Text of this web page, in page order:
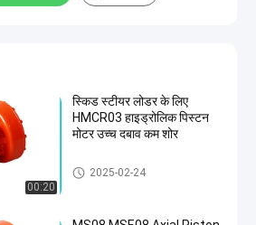
00:20
स्किड स्टीयर लोडर के लिए
HMCR03 हाइड्रोलिक पिस्टन
मोटर उच्च दबाव कम शोर
Hydraulic Piston Motor
2025-02-24